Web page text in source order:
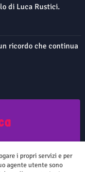
di Luca Rustici.
ricordo che continua
pertanto considerarsi
del 7.03.2001
i propri servizi e per
agente utente sono